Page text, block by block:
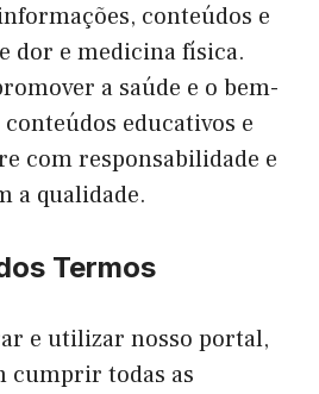
conteúdos e
dor e medicina física.
a saúde e o bem-
educativos e
com responsabilidade e
a qualidade.
Termos
e utilizar nosso portal,
cumprir todas as